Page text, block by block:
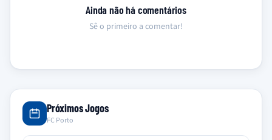
Ainda não há comentários
Sê o primeiro a comentar!
Próximos Jogos
FC Porto